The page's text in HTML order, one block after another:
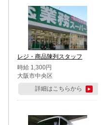
レジ・商品陳列スタッフ
時給 1,300円
大阪市中央区
詳細はこちらから